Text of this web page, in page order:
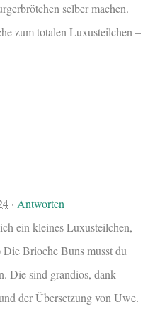
selber machen.
zum totalen Luxusteilchen –
· Antworten
ein kleines Luxusteilchen,
Die Brioche Buns musst du
Die sind grandios, dank
der Übersetzung von Uwe.